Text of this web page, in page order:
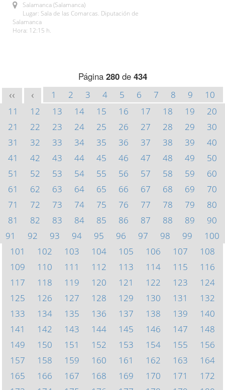
Salamanca (Salamanca)
Lugar: Sala de las Comarcas. Diputación de
Salamanca
Hora: 12:15 h.
Página 280de 434
<< < 1 2 3 4 5 6 7 8 9
10
11
12 13 14 15 16 17 18 19
20
21
22 23 24 25 26 27 28 29
30
31
32 33 34 35 36 37 38 39
40
41
42 43 44 45 46 47 48 49
50
51
52 53 54 55 56 57 58 59
60
61
62 63 64 65 66 67 68 69
70
71
72 73 74 75 76 77 78 79
80
81
82 83 84 85 86 87 88 89
90
91
92 93 94 95 96 97 98 99
100
101
102 103 104 105 106 107
108
109
110 111 112 113 114 115
116
117
118 119 120 121 122 123
124
125
126 127 128 129 130 131
132
133
134 135 136 137 138 139
140
141
142 143 144 145 146 147
148
149
150 151 152 153 154 155
156
157
158 159 160 161 162 163
164
165
166 167 168 169 170 171
172